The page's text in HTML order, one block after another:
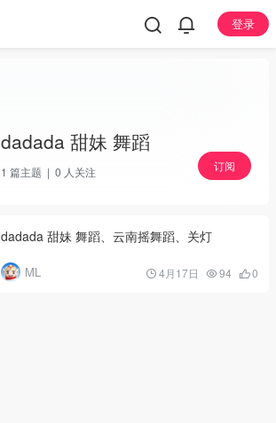
登录
dadada 甜妹 舞蹈
1 篇主题 | 0 人关注 订阅
dadada 甜妹 舞蹈、云南摇舞蹈、关灯
ML 4月17日 94 0